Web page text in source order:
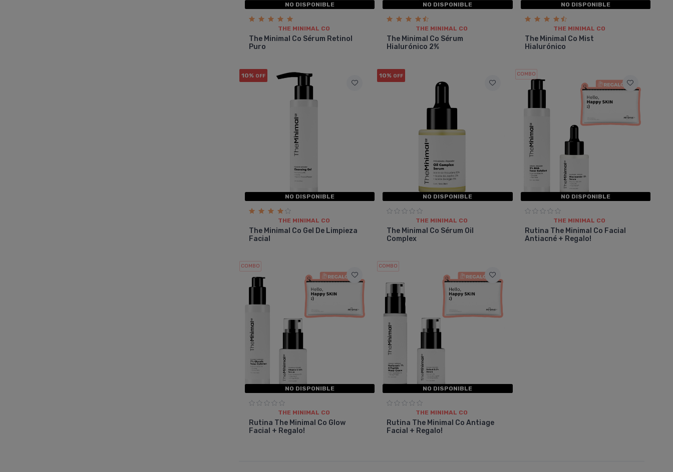
NO DISPONIBLE
THE MINIMAL CO
The Minimal Co Sérum Retinol
Puro
NO DISPONIBLE
THE MINIMAL CO
The Minimal Co Sérum
Hialurónico 2%
NO DISPONIBLE
THE MINIMAL CO
The Minimal Co Mist
Hialurónico
10% OFF
NO DISPONIBLE
THE MINIMAL CO
The Minimal Co Gel De Limpieza
Facial
10% OFF
NO DISPONIBLE
THE MINIMAL CO
The Minimal Co Sérum Oil
Complex
COMBO
NO DISPONIBLE
THE MINIMAL CO
Rutina The Minimal Co Facial
Antiacné + Regalo!
COMBO
NO DISPONIBLE
THE MINIMAL CO
Rutina The Minimal Co Glow
Facial + Regalo!
COMBO
NO DISPONIBLE
THE MINIMAL CO
Rutina The Minimal Co Antiage
Facial + Regalo!